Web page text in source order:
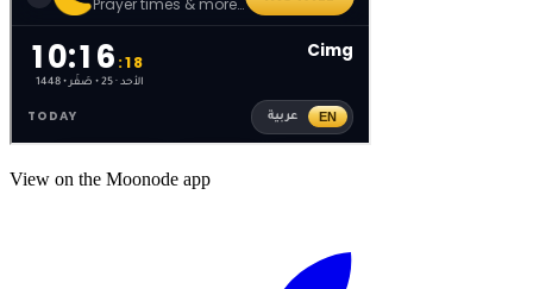
View on the Moonode app